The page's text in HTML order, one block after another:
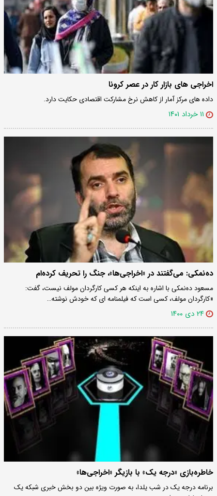
اخراجی های بازار کار در عصر کرونا
داده‏ ‌های مرکز آمار از کاهش نرخ مشارکت اقتصادی حکایت دارد.
۱۱ خرداد ۱۴۰۱
ده‌نمکی: می‌گفتند در «اخراجی‌ها»، جنگ را تحریف کرده‌ام
مسعود ده‌نمکی با اشاره به اینکه هر کسی کارگردان مولف نیست، گفت:
«کارگردان مولف، کسی است که فیلمنامه ای که خودش نوشته…
۲۴ دی ۱۴۰۰
خاطره‌بازی «درجه یک» با بازیگر «اخراجی‌ها»
برنامه درجه یک در شب یلدا، به صورت ویژه بین دو بخش خبری شبکه یک